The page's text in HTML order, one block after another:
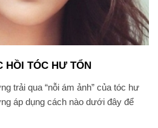
HỒI TÓC HƯ TỔN
trải qua “nỗi ám ảnh” của tóc hư
áp dụng cách nào dưới đây để